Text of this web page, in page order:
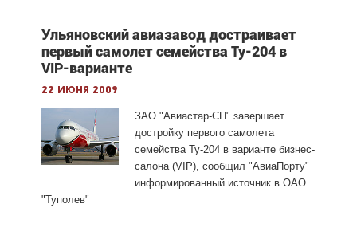
Ульяновский авиазавод достраивает
первый самолет семейства Ту-204 в
VIP-варианте
22 июня 2009
ЗАО "Авиастар-СП" завершает
достройку первого самолета
семейства Ту-204 в варианте бизнес-
салона (VIP), сообщил "АвиаПорту"
информированный источник в ОАО
"Туполев"